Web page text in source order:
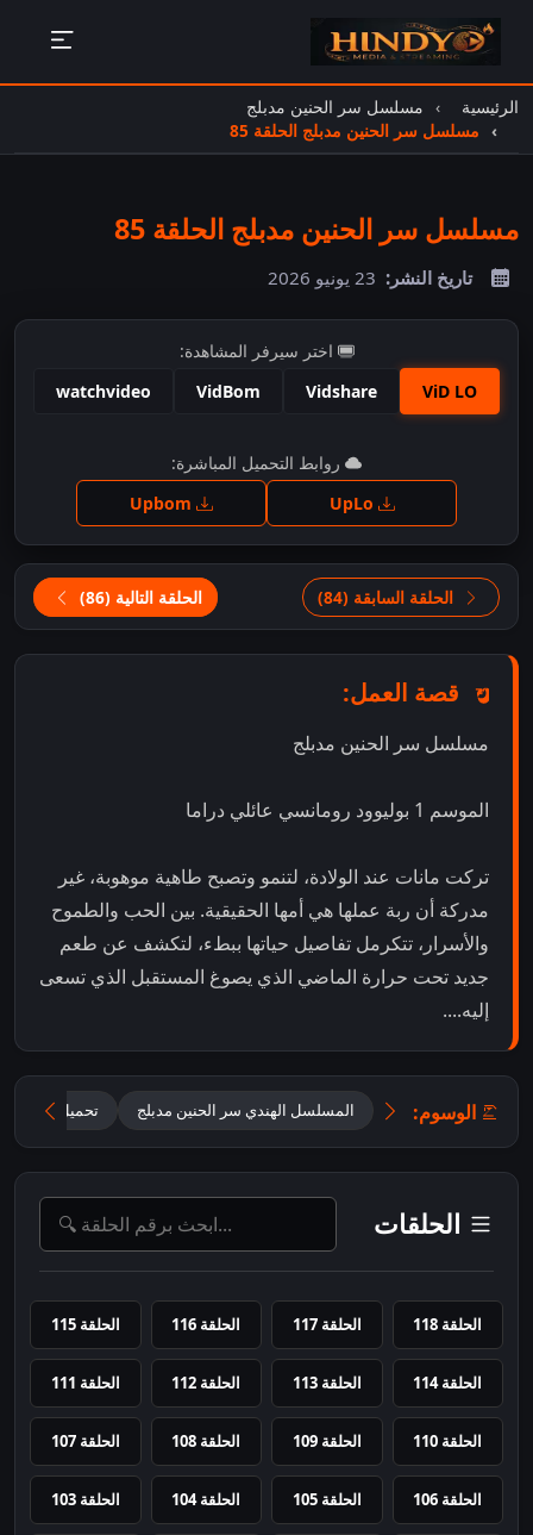
الرئيسية
مسلسل سر الحنين مدبلج
مسلسل سر الحنين مدبلج الحلقة 85
مسلسل سر الحنين مدبلج الحلقة 85
تاريخ النشر: 23 يونيو 2026
اختر سيرفر المشاهدة:
ViD LO
Vidshare
VidBom
watchvideo
اضغط للمشاهدة
روابط التحميل المباشرة:
الحلقة السابقة (84) الحلقة التالية (86)
قصة العمل:
مسلسل سر الحنين مدبلج
الموسم 1 بوليوود رومانسي عائلي دراما
تركت مانات عند الولادة، لتنمو وتصبح طاهية موهوبة، غير
مدركة أن ربة عملها هي أمها الحقيقية. بين الحب والطموح
والأسرار، تتكرمل تفاصيل حياتها ببطء، لتكشف عن طعم
جديد تحت حرارة الماضي الذي يصوغ المستقبل الذي تسعى
إليه....
الوسوم: المسلسل الهندي سر الحنين مدبلج تحميل مسلسل
الحلقات
الحلقة 118 الحلقة 117 الحلقة 116 الحلقة 115
الحلقة 114 الحلقة 113 الحلقة 112 الحلقة 111
الحلقة 110 الحلقة 109 الحلقة 108 الحلقة 107
الحلقة 106 الحلقة 105 الحلقة 104 الحلقة 103